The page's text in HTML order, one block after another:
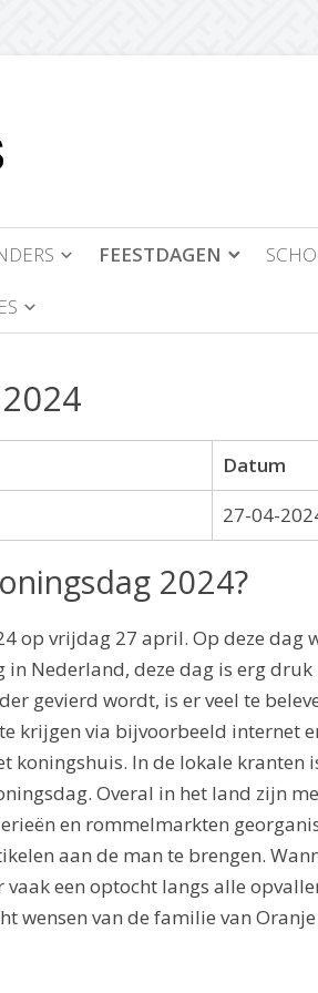
FEESTDAGEN
Datum
27-04-
2024?
op vrijdag 27 april. Op deze dag
in Nederland, deze dag is erg
gevierd wordt, is er veel te
krijgen via bijvoorbeeld internet
koningshuis. In de lokale kranten
Overal in het land zijn
en rommelmarkten
aan de man te brengen.
vaak een optocht langs alle
wensen van de familie van